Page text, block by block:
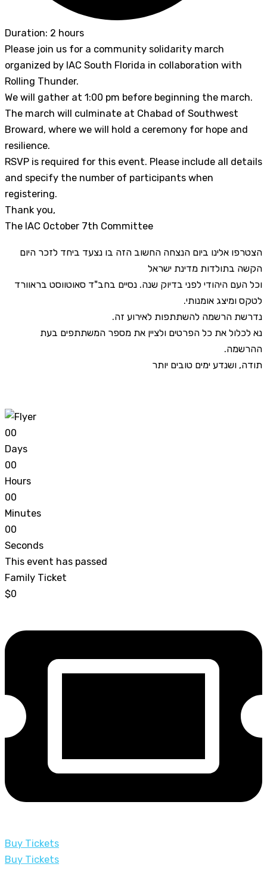
Duration: 2 hours
Please join us for a community solidarity march
organized by IAC South Florida in collaboration with
Rolling Thunder.
We will gather at 1:00 pm before beginning the march.
The march will culminate at Chabad of Southwest
Broward, where we will hold a ceremony for hope and
resilience.
RSVP is required for this event. Please include all details
and specify the number of participants when
registering.
Thank you,
The IAC October 7th Committee
הצטרפו אלינו ביום הנצחה החשוב הזה בו נצעד ביחד לזכר היום
הקשה בתולדות מדינת ישראל
וכל העם היהודי לפני בדיוק שנה. נסיים בחב"ד סאוטווסט בראוורד
לטקס ומיצג אומנותי.
נדרשת הרשמה להשתתפות לאירוע זה.
נא לכלול את כל הפרטים ולציין את מספר המשתתפים בעת
ההרשמה.
תודה, ושנדע ימים טובים יותר
00
Days
00
Hours
00
Minutes
00
Seconds
This event has passed
Family Ticket
$0
Buy Tickets
Buy Tickets